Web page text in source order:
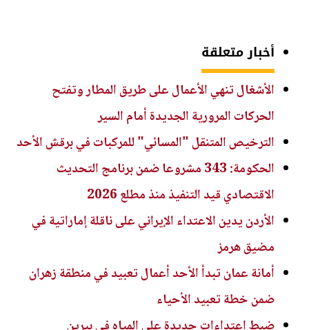
أخبار متعلقة
الأشغال تنهي الأعمال على طريق المطار وتفتح
الحركات المرورية الجديدة أمام السير
الترخيص المتنقل "المسائي" للمركبات في برقش الأحد
الحكومة: 343 مشروعا ضمن برنامج التحديث
الاقتصادي قيد التنفيذ منذ مطلع 2026
الأردن يدين الاعتداء الإيراني على ناقلة إماراتية في
مضيق هرمز
أمانة عمان تبدأ الأحد أعمال تعبيد في منطقة زهران
ضمن خطة تعبيد الأحياء